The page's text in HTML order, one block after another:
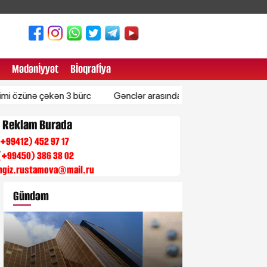
Mədənİyyət Bİoqrafİya
3 bürc Gənclər arasında artan böyrək xərçənginin yeni
Burada
452 97 17
386 38 02
Gündəm